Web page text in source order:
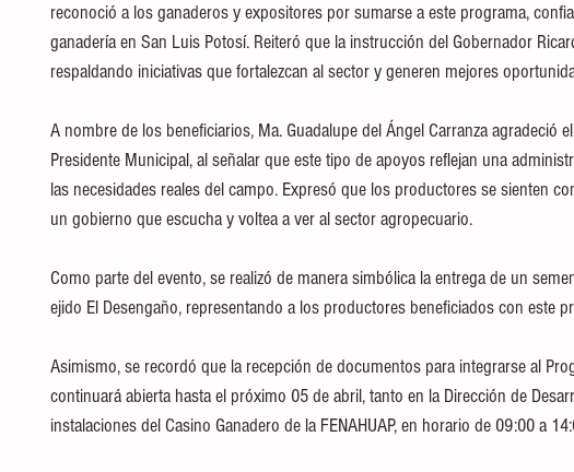
reconoció a los ganaderos y expositores por sumarse a este programa,
ganadería en San Luis Potosí. Reiteró que la instrucción del Gobernador
respaldando iniciativas que fortalezcan al sector y generen mejores
A nombre de los beneficiarios, Ma. Guadalupe del Ángel Carranza agradeció
Presidente Municipal, al señalar que este tipo de apoyos reflejan una
las necesidades reales del campo. Expresó que los productores se sienten
un gobierno que escucha y voltea a ver al sector agropecuario.
Como parte del evento, se realizó de manera simbólica la entrega de un
ejido El Desengaño, representando a los productores beneficiados con este
Asimismo, se recordó que la recepción de documentos para integrarse al
continuará abierta hasta el próximo 05 de abril, tanto en la Dirección de
instalaciones del Casino Ganadero de la FENAHUAP, en horario de 09:00 a